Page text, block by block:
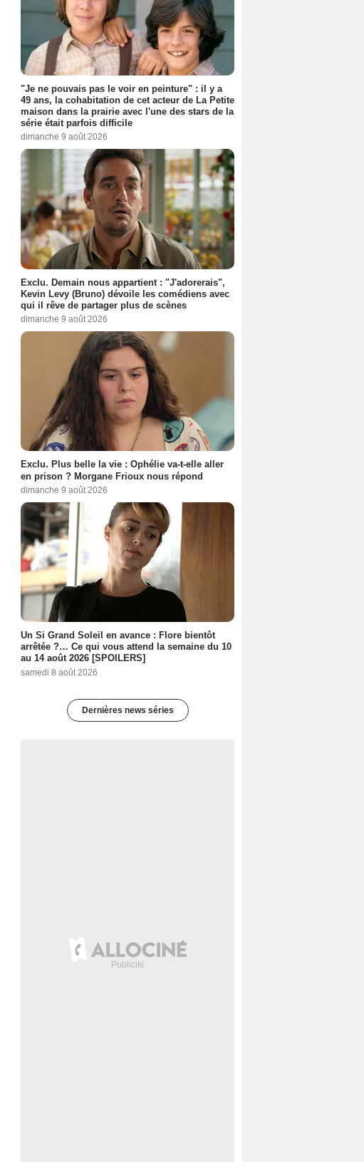
"Je ne pouvais pas le voir en peinture" : il y a
49 ans, la cohabitation de cet acteur de La Petite
maison dans la prairie avec l'une des stars de la
série était parfois difficile
dimanche 9 août 2026
Exclu. Demain nous appartient : "J'adorerais",
Kevin Levy (Bruno) dévoile les comédiens avec
qui il rêve de partager plus de scènes
dimanche 9 août 2026
Exclu. Plus belle la vie : Ophélie va-t-elle aller
en prison ? Morgane Frioux nous répond
dimanche 9 août 2026
Un Si Grand Soleil en avance : Flore bientôt
arrêtée ?… Ce qui vous attend la semaine du 10
au 14 août 2026 [SPOILERS]
samedi 8 août 2026
Dernières news séries